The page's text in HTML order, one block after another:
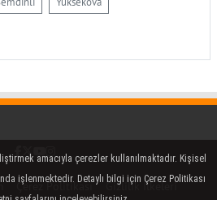
Facebook
Twitter (X)
YouTube
Instagram
Çerez Politikası Gizlilik İlkeleri
amacıyla çerezler kullanılmaktadır. Kişisel
işlenmektedir. Detaylı bilgi için Çerez Politikası